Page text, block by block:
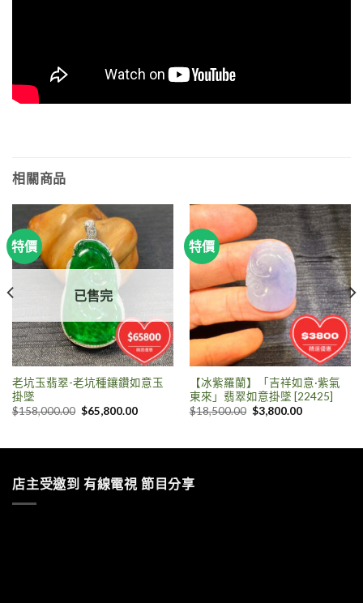
相關商品
特價
已售完
老坑玉翡翠-老坑種鑲鑽如意玉
掛墜
$158,000.00 $65,800.00
特價
【冰紫羅蘭】「吉祥如意·紫氣
東來」翡翠如意掛墜 [22425]
$18,500.00 $3,800.00
店主受邀到 有線電視 節目分享